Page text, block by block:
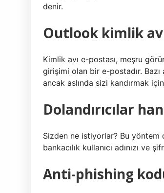
denir.
Outlook kimlik
Kimlik avı e-postası, meşru
girişimi olan bir e-postadır.
ancak aslında sizi kandırmak
Dolandırıcılar
Sizden ne istiyorlar? Bu yöntem
bankacılık kullanıcı adınızı
Anti-phishing